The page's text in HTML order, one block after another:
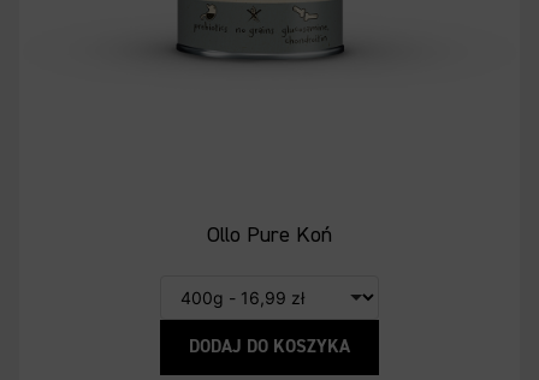
Ollo Pure Koń
DODAJ DO KOSZYKA